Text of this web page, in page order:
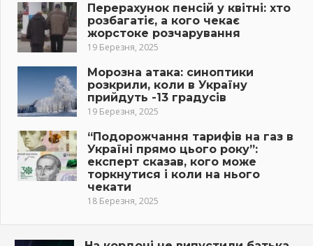
Перерахунок пенсій у квітні: хто
розбагатіє, а кого чекає
жорстоке розчарування
19 Березня, 2025
Морозна атака: синоптики
розкрили, коли в Україну
прийдуть -13 градусів
19 Березня, 2025
“Подорожчання тарифів на газ в
Україні прямо цього року”:
експерт сказав, кого може
торкнутися і коли на нього
чекати
18 Березня, 2025